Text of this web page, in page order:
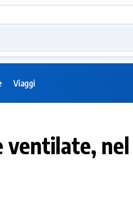
Viaggi